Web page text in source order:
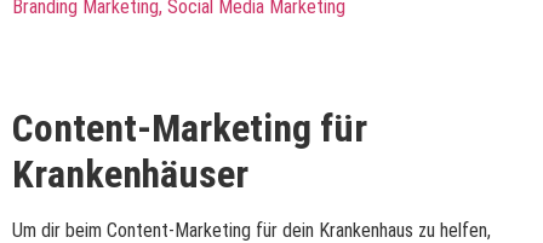
Content-Marketing für
Krankenhäuser
Um dir beim Content-Marketing für dein Krankenhaus zu helfen,